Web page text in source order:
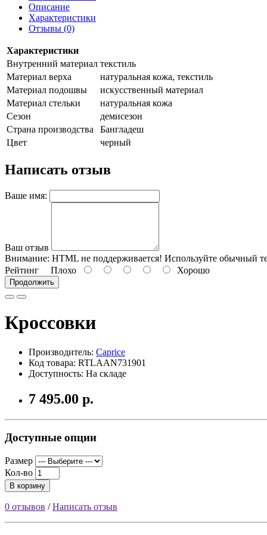
Описание
Характеристики
Отзывы (0)
Характеристики
Внутренний материал текстиль
Материал верха
натуральная кожа, текстиль
Материал подошвы
искусственный материал
Материал стельки
натуральная кожа
Сезон
демисезон
Страна производства
Бангладеш
Цвет
черный
Написать отзыв
Ваше имя:
Ваш отзыв
Внимание: HTML не поддерживается! Используйте обычный
Рейтинг Плохо Хорошо
Продолжить
Кроссовки
Производитель: Caprice
Код товара: RTLAAN731901
Доступность: На складе
7 495.00 р.
Доступные опции
Размер
Кол-во
В корзину
0 отзывов /Написать отзыв